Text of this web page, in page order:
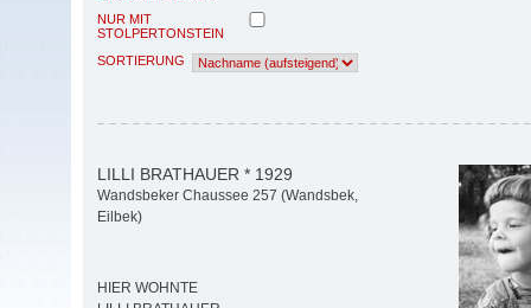
NUR MIT
STOLPERTONSTEIN
SORTIERUNG
LILLI BRATHAUER * 1929
Wandsbeker Chaussee 257 (Wandsbek,
Eilbek)
HIER WOHNTE